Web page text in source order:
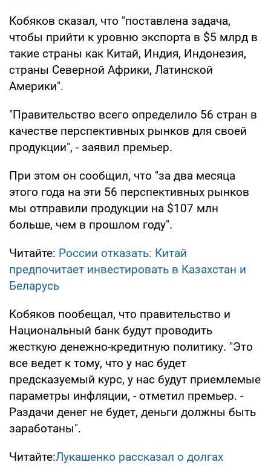
Кобяков сказал, что "поставлена задача,
чтобы прийти к уровню экспорта в $5 млрд в
такие страны как Китай, Индия, Индонезия,
страны Северной Африки, Латинской
Америки".
"Правительство всего определило 56 стран в
качестве перспективных рынков для своей
продукции", - заявил премьер.
При этом он сообщил, что "за два месяца
этого года на эти 56 перспективных рынков
мы отправили продукции на $107 млн
больше, чем в прошлом году".
Читайте: России отказать: Китай
предпочитает инвестировать в Казахстан и
Беларусь
Кобяков пообещал, что правительство и
Национальный банк будут проводить
жесткую денежно-кредитную политику. "Это
все ведет к тому, что у нас будет
предсказуемый курс, у нас будут приемлемые
параметры инфляции, - отметил премьер. -
Раздачи денег не будет, деньги должны быть
заработаны".
Читайте:Лукашенко рассказал о долгах